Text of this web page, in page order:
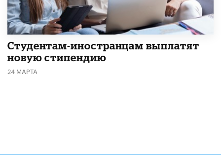
Студентам-иностранцам выплатят
новую стипендию
24 МАРТА